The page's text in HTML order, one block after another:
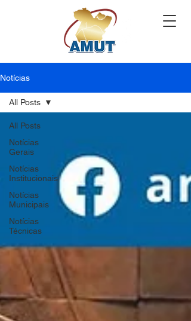
Notícias
All Posts
Notícias
Gerais
Notícias
Institucionais
Notícias
Municipais
Notícias
Técnicas
All Posts